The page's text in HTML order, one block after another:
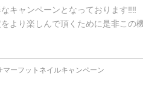
キャンペーンとなっております‼︎‼︎
より楽しんで頂くために是非この
マーフットネイルキャンペーン